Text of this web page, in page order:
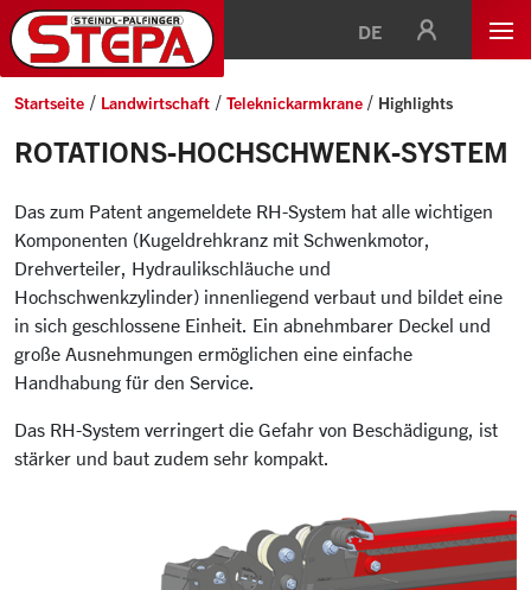
DE
Startseite Landwirtschaft Teleknickarmkrane Highlights
ROTATIONS-HOCHSCHWENK-SYSTEM
Das zum Patent angemeldete RH-System hat alle wichtigen
Komponenten (Kugeldrehkranz mit Schwenkmotor,
Drehverteiler, Hydraulikschläuche und
Hochschwenkzylinder) innenliegend verbaut und bildet eine
in sich geschlossene Einheit. Ein abnehmbarer Deckel und
große Ausnehmungen ermöglichen eine einfache
Handhabung für den Service.
Das RH-System verringert die Gefahr von Beschädigung, ist
stärker und baut zudem sehr kompakt.